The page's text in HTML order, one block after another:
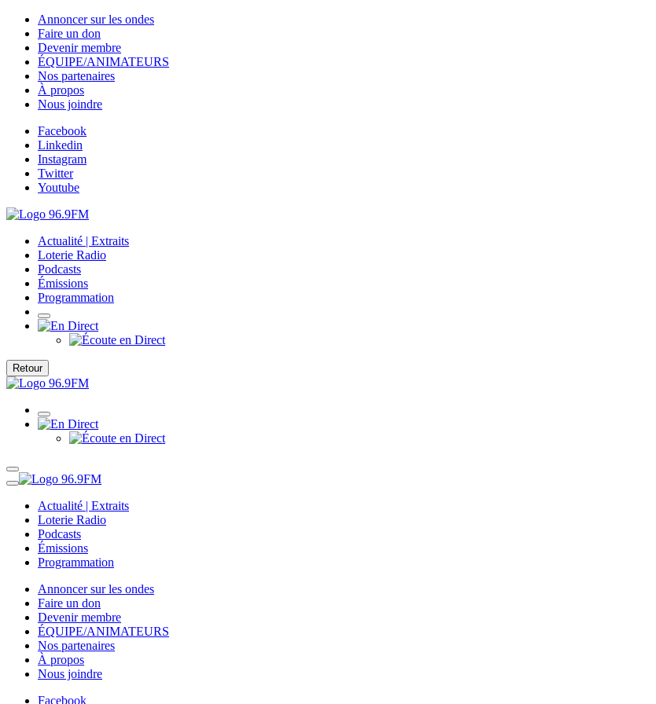
Annoncer sur les ondes
Faire un don
Devenir membre
ÉQUIPE/ANIMATEURS
Nos partenaires
À propos
Nous joindre
Facebook
Linkedin
Instagram
Twitter
Youtube
Actualité | Extraits
Loterie Radio
Podcasts
Émissions
Programmation
Retour
Actualité | Extraits
Loterie Radio
Podcasts
Émissions
Programmation
Annoncer sur les ondes
Faire un don
Devenir membre
ÉQUIPE/ANIMATEURS
Nos partenaires
À propos
Nous joindre
Facebook